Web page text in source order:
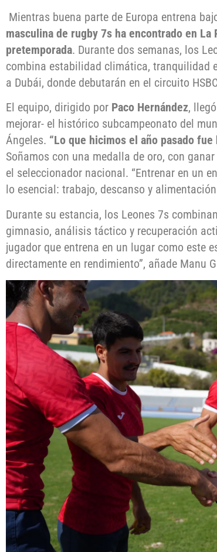
Mientras buena parte de Europa entrena
masculina de rugby 7s ha encontrado en
pretemporada. Durante dos semanas, los
combina estabilidad climática, tranquilidad
a Dubái, donde debutarán en el circuito
El equipo, dirigido por Paco Hernández,
mejorar- el histórico subcampeonato del
Ángeles. “Lo que hicimos el año pasado
Soñamos con una medalla de oro, con
el seleccionador nacional. “Entrenar en un
lo esencial: trabajo, descanso y
Durante su estancia, los Leones 7s
gimnasio, análisis táctico y recuperación
jugador que entrena en un lugar como este
directamente en rendimiento”, añade Manu